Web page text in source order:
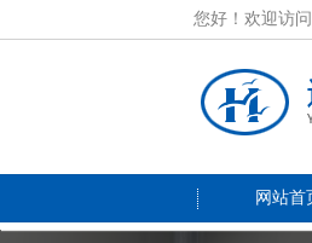
您好！欢迎访
网站首